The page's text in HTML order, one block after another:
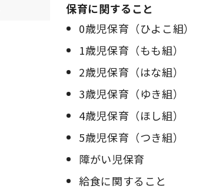
保育に関すること
0歳児保育（ひよこ組）
1歳児保育（もも組）
2歳児保育（はな組）
3歳児保育（ゆき組）
4歳児保育（ほし組）
5歳児保育（つき組）
障がい児保育
給食に関すること